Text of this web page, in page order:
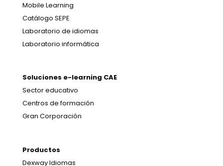
Mobile Learning
Catálogo SEPE
Laboratorio de idiomas
Laboratorio informática
Soluciones e-learning CAE
Sector educativo
Centros de formación
Gran Corporación
Productos
Dexway Idiomas